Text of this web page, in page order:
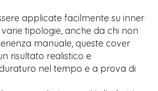
applicate facilmente su inner
tipologie, anche da chi non
manuale, queste cover
risultato realistico e
nel tempo e a prova di